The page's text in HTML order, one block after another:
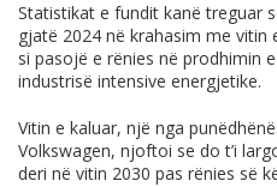
Statistikat e fundit kanë treguar
gjatë 2024 në krahasim me vitin
si pasojë e rënies në prodhimin
industrisë intensive energjetike.
Vitin e kaluar, një nga
Volkswagen, njoftoi se do t’i
deri në vitin 2030 pas rënies së